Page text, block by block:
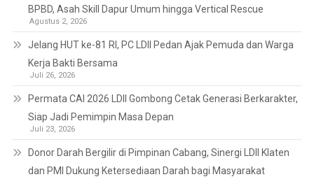
BPBD, Asah Skill Dapur Umum hingga Vertical Rescue
Agustus 2, 2026
Jelang HUT ke-81 RI, PC LDII Pedan Ajak Pemuda dan Warga
Kerja Bakti Bersama
Juli 26, 2026
Permata CAI 2026 LDII Gombong Cetak Generasi Berkarakter,
Siap Jadi Pemimpin Masa Depan
Juli 23, 2026
Donor Darah Bergilir di Pimpinan Cabang, Sinergi LDII Klaten
dan PMI Dukung Ketersediaan Darah bagi Masyarakat